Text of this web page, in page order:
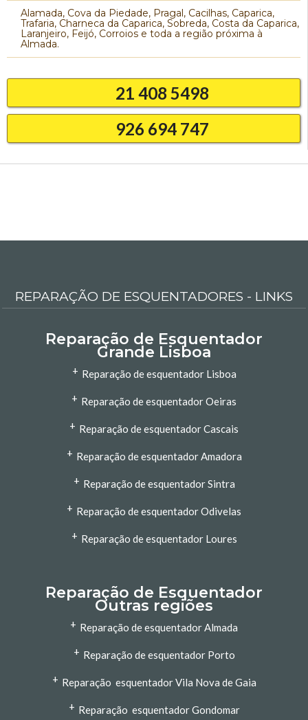
Alamada, Cova da Piedade, Pragal, Cacilhas, Caparica,
Trafaria, Charneca da Caparica, Sobreda, Costa da Caparica,
Laranjeiro, Feijó, Corroios e toda a região próxima à
Almada.
21 408 5498
926 694 747
REPARAÇÃO DE ESQUENTADORES - LINKS
Reparação de Esquentador
Grande Lisboa
+ Reparação de esquentador Lisboa
+ Reparação de esquentador Oeiras
+ Reparação de esquentador Cascais
+ Reparação de esquentador Amadora
+ Reparação de esquentador Sintra
+ Reparação de esquentador Odivelas
+ Reparação de esquentador Loures
Reparação de Esquentador
Outras regiões
+ Reparação de esquentador Almada
+ Reparação de esquentador Porto
+ Reparação esquentador Vila Nova de Gaia
+ Reparação esquentador Gondomar